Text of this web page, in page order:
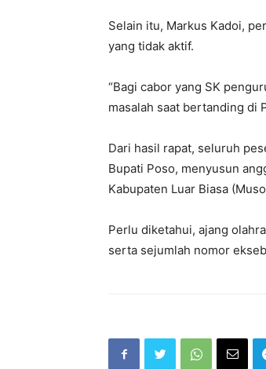
Selain itu, Markus Kadoi,
yang tidak aktif.
“Bagi cabor yang SK
masalah saat bertanding di
Dari hasil rapat, seluruh
Bupati Poso, menyusun
Kabupaten Luar Biasa
Perlu diketahui, ajang
serta sejumlah nomor